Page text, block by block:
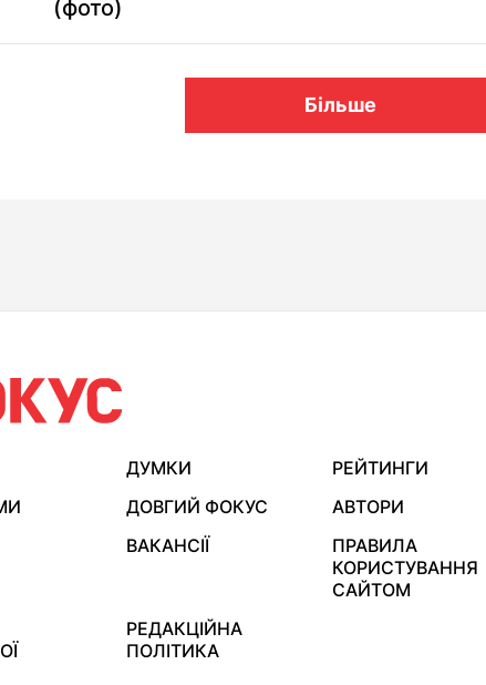
(фото)
Більше
ДУМКИ
РЕЙТИНГИ
ДОВГИЙ ФОКУС
АВТОРИ
ВАКАНСІЇ
ПРАВИЛА
КОРИСТУВАННЯ
САЙТОМ
РЕДАКЦІЙНА
ПОЛІТИКА